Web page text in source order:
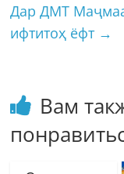
Дар ДМТ
ифтитоҳ ёфт →
Вам